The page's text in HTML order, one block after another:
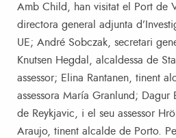
Amb Child, han visitat el Port de
directora general adjunta
UE; André Sobczak, secretari
Knutsen Hegdal, alcaldessa de
assessor; Elina Rantanen, tinent
assessora María Granlund; Dagur
de Reykjavic, i el seu assessor
Araujo, tinent alcalde de Porto.